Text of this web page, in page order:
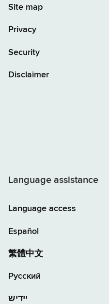
Site map
Privacy
Security
Disclaimer
Language assistance
Language access
Español
繁體中文
Русский
יידיש